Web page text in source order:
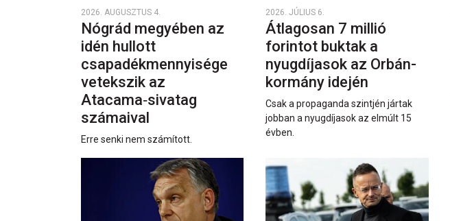
2026. AUGUSZTUS 4.
Nógrád megyében az
idén hullott
csapadékmennyisége
vetekszik az
Atacama‑sivatag
számaival
Erre senki nem számított.
2026. JÚLIUS 6.
Átlagosan 7 millió
forintot buktak a
nyugdíjasok az Orbán-
kormány idején
Csak a propaganda szintjén jártak
jobban a nyugdíjasok az elmúlt 15
évben.